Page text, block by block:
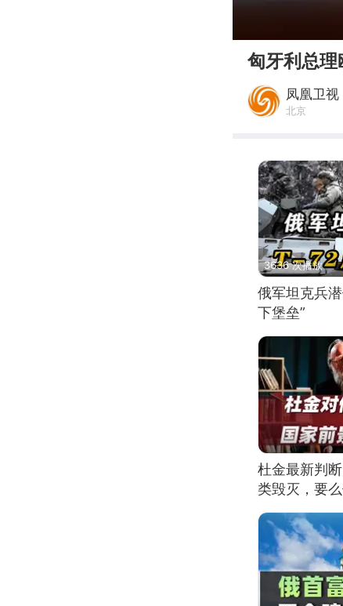
匈牙利总
凤凰卫视
北京
3636 次播放
俄军坦克兵
下堡垒”
杜金最新判
类毁灭，要